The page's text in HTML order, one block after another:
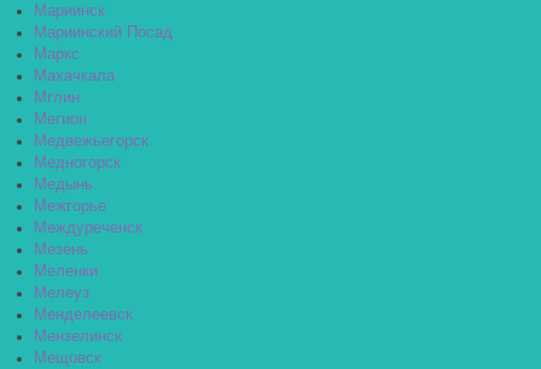
Мариинск
Мариинский Посад
Маркс
Махачкала
Мглин
Мегион
Медвежьегорск
Медногорск
Медынь
Межгорье
Междуреченск
Мезень
Меленки
Мелеуз
Менделеевск
Мензелинск
Мещовск